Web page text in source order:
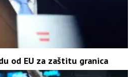
od EU za zaštitu granica